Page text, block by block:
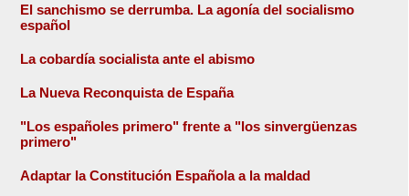
El sanchismo se derrumba. La agonía del socialismo
español
La cobardía socialista ante el abismo
La Nueva Reconquista de España
"Los españoles primero" frente a "los sinvergüenzas
primero"
Adaptar la Constitución Española a la maldad